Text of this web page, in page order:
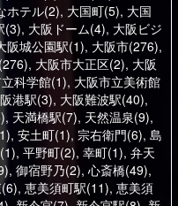
ホテル(2), 大国町(5), 大国
(3), 大阪ドーム(4), 大阪ビジ
阪城公園駅(1), 大阪市(276),
, 大阪市大正区(2), 大阪
科学館(1), 大阪市立美術館
港駅(3), 大阪難波駅(40),
, 天満橋駅(7), 天然温泉(9),
, 安土町(1), 宗右衛門(6), 島
, 平野町(2), 幸町(1), 弁天
, 御宿野乃(2), 心斎橋(49),
, 恵美須町駅(11), 恵美須